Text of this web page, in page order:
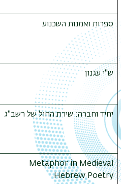
ספרות ואמנות השכנוע
ש"י עגנון
יחיד וחברה: שירת החול של רשב"ג
Metaphor in Medieval
Hebrew Poetry